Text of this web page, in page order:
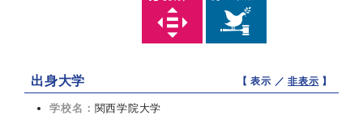
出身大学 【 表示 ／非表示 】
学校名： 関西学院大学